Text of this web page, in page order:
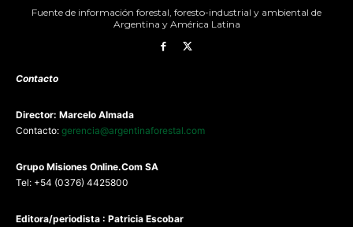
Fuente de información forestal, foresto-industrial y ambiental de
Argentina y América Latina
Contacto
Director: Marcelo Almada
Contacto: gerencia@argentinaforestal.com
Grupo Misiones Online.Com SA
Tel: +54 (0376) 4425800
Editora/periodista : Patricia Escobar